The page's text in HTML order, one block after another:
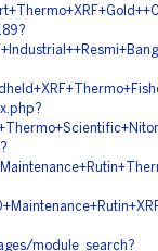
module_search?